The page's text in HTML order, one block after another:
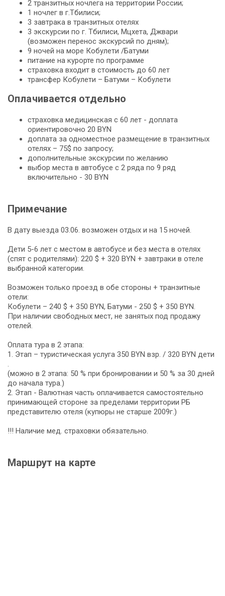
2 транзитных ночлега на территории России;
1 ночлег в г.Тбилиси;
3 завтрака в транзитных отелях
3 экскурсии по г. Тбилиси, Мцхета, Джвари
(возможен перенос экскурсий по дням);
9 ночей на море Кобулети /Батуми
питание на курорте по программе
страховка входит в стоимость до 60 лет
трансфер Кобулети – Батуми – Кобулети
Оплачивается отдельно
страховка медицинская с 60 лет - доплата
ориентировочно 20 BYN
доплата за одноместное размещение в транзитных
отелях – 75$ по запросу;
дополнительные экскурсии по желанию
выбор места в автобусе с 2 ряда по 9 ряд
включительно - 30 BYN
Примечание
В дату выезда 03.06. возможен отдых и на 15 ночей.
Дети 5-6 лет с местом в автобусе и без места в отелях
(спят с родителями): 220 $ + 320 BYN + завтраки в отеле
выбранной категории.
Возможен только проезд в обе стороны + транзитные
отели:
Кобулети – 240 $ + 350 BYN, Батуми - 250 $ + 350 BYN.
При наличии свободных мест, не занятых под продажу
отелей.
Оплата тура в 2 этапа:
1. Этап – туристическая услуга 350 BYN взр. / 320 BYN дети
(можно в 2 этапа: 50 % при бронировании и 50 % за 30 дней
до начала тура.)
2. Этап - Валютная часть оплачивается самостоятельно
принимающей стороне за пределами территории РБ
представителю отеля (купюры не старше 2009г.)
!!! Наличие мед. страховки обязательно.
Маршрут на карте